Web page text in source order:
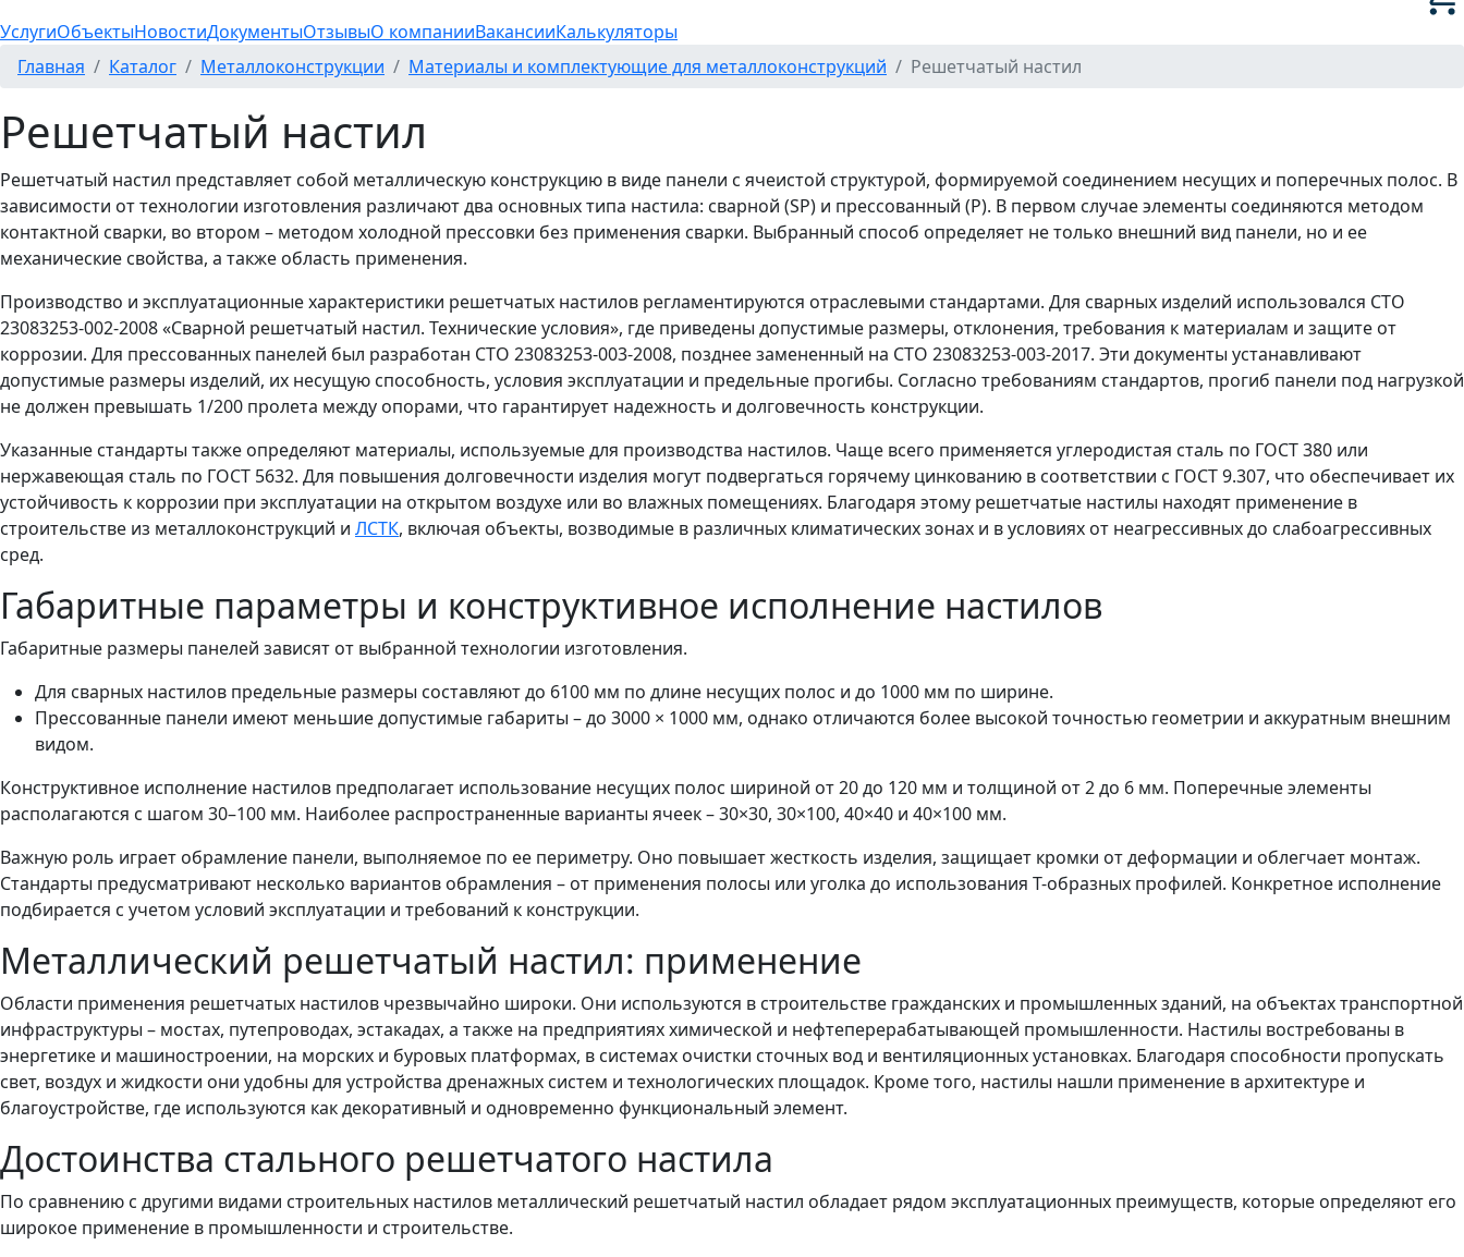
УслугиОбъектыНовостиДокументыОтзывыО компанииВакансииКалькуляторы
Главная
Каталог Металлоконструкции Материалы и комплектующие для металлоконструкций Решетчатый настил
Решетчатый настил
Решетчатый настил представляет собой металлическую конструкцию в виде панели с ячеистой структурой, формируемой соединением несущих и поперечных полос. В
зависимости от технологии изготовления различают два основных типа настила: сварной (SP) и прессованный (P). В первом случае элементы соединяются методом
контактной сварки, во втором – методом холодной прессовки без применения сварки. Выбранный способ определяет не только внешний вид панели, но и ее
механические свойства, а также область применения.
Производство и эксплуатационные характеристики решетчатых настилов регламентируются отраслевыми стандартами. Для сварных изделий использовался СТО
23083253-002-2008 «Сварной решетчатый настил. Технические условия», где приведены допустимые размеры, отклонения, требования к материалам и защите от
коррозии. Для прессованных панелей был разработан СТО 23083253-003-2008, позднее замененный на СТО 23083253-003-2017. Эти документы устанавливают
допустимые размеры изделий, их несущую способность, условия эксплуатации и предельные прогибы. Согласно требованиям стандартов, прогиб панели под нагрузкой
не должен превышать 1/200 пролета между опорами, что гарантирует надежность и долговечность конструкции.
Указанные стандарты также определяют материалы, используемые для производства настилов. Чаще всего применяется углеродистая сталь по ГОСТ 380 или
нержавеющая сталь по ГОСТ 5632. Для повышения долговечности изделия могут подвергаться горячему цинкованию в соответствии с ГОСТ 9.307, что обеспечивает их
устойчивость к коррозии при эксплуатации на открытом воздухе или во влажных помещениях. Благодаря этому решетчатые настилы находят применение в
строительстве из металлоконструкций и ЛСТК, включая объекты, возводимые в различных климатических зонах и в условиях от неагрессивных до слабоагрессивных
сред.
Габаритные параметры и конструктивное исполнение настилов
Габаритные размеры панелей зависят от выбранной технологии изготовления.
Для сварных настилов предельные размеры составляют до 6100 мм по длине несущих полос и до 1000 мм по ширине.
Прессованные панели имеют меньшие допустимые габариты – до 3000 × 1000 мм, однако отличаются более высокой точностью геометрии и аккуратным внешним
видом.
Конструктивное исполнение настилов предполагает использование несущих полос шириной от 20 до 120 мм и толщиной от 2 до 6 мм. Поперечные элементы
располагаются с шагом 30–100 мм. Наиболее распространенные варианты ячеек – 30×30, 30×100, 40×40 и 40×100 мм.
Важную роль играет обрамление панели, выполняемое по ее периметру. Оно повышает жесткость изделия, защищает кромки от деформации и облегчает монтаж.
Стандарты предусматривают несколько вариантов обрамления – от применения полосы или уголка до использования Т-образных профилей. Конкретное исполнение
подбирается с учетом условий эксплуатации и требований к конструкции.
Металлический решетчатый настил: применение
Области применения решетчатых настилов чрезвычайно широки. Они используются в строительстве гражданских и промышленных зданий, на объектах транспортной
инфраструктуры – мостах, путепроводах, эстакадах, а также на предприятиях химической и нефтеперерабатывающей промышленности. Настилы востребованы в
энергетике и машиностроении, на морских и буровых платформах, в системах очистки сточных вод и вентиляционных установках. Благодаря способности пропускать
свет, воздух и жидкости они удобны для устройства дренажных систем и технологических площадок. Кроме того, настилы нашли применение в архитектуре и
благоустройстве, где используются как декоративный и одновременно функциональный элемент.
Достоинства стального решетчатого настила
По сравнению с другими видами строительных настилов металлический решетчатый настил обладает рядом эксплуатационных преимуществ, которые определяют его
широкое применение в промышленности и строительстве.